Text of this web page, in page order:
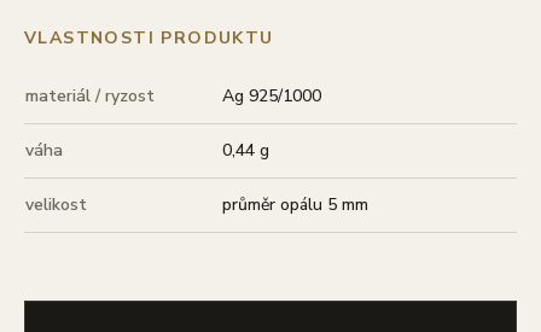
VLASTNOSTI PRODUKTU
materiál / ryzost Ag 925/1000
váha 0,44 g
velikost průměr opálu 5 mm